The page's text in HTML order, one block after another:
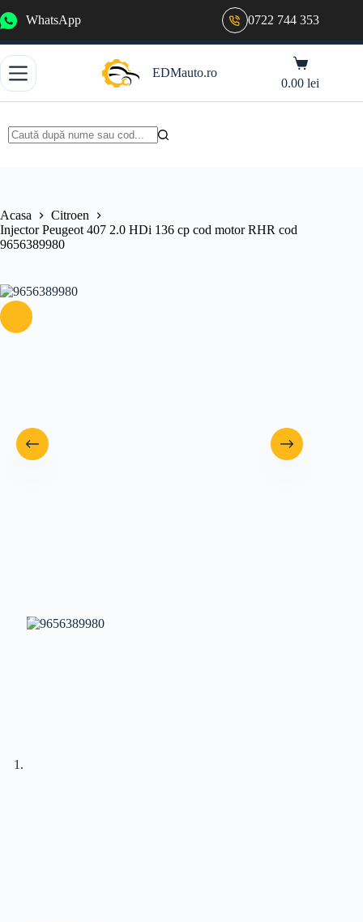
la
WhatsApp 0722 744 353
EDMauto.ro
Coș
de
cumpărături
0.00lei
Acasa
Citroen
Injector Peugeot 407 2.0 HDi 136 cp cod motor RHR cod
9656389980